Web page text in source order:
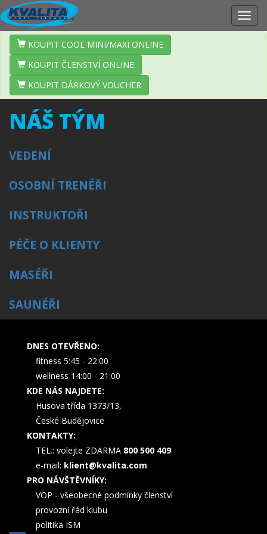
NÁŠ TÝM
VEDENÍ
OSOBNÍ TRENÉŘI
INSTRUKTOŘI
PÉČE O KLIENTY
MASÉŘI
SAUNÉŘI
KOUPIT COOL MINI/MAXI ONLINE
KOUPIT ČLENSTVÍ ONLINE
KOUPIT DÁRKOVÝ VOUCHER
DNES OTEVŘENO:
fitness 5:45 - 22:00
wellness 14:00 - 21:00
KDE NÁS NAJDETE:
Husova třída 1373/13,
České Budějovice
KONTAKTY:
TEL.: volejte ZDARMA 800 500 409
e-mail: klient@kvalita.com
PRO NÁVŠTĚVNÍKY:
VOP - všeobecné podmínky členství
provozní řád klubu
politika ISM